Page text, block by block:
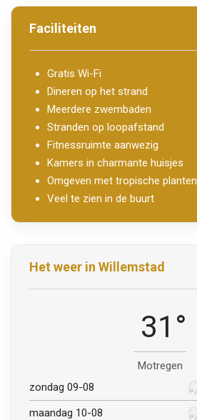
Faciliteiten
Gratis Wi-Fi
Dineren op het strand
Meerdere zwembaden
Stranden op loopafstand
Fitnessruimte aanwezig
Kamers in charmante huisjes
Omgeven met tropische planten
Veel te zien in de buurt
Het weer in Willemstad
31°
Motregen
zondag 09-08
maandag 10-08